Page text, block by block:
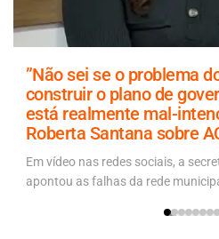
”Não sei se o problema
construir o plano de
está realmente mal-
Roberta Santana sobre
Em vídeo nas redes sociais, a
apontou as falhas da rede